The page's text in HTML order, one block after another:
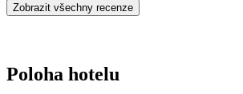
Zobrazit všechny recenze
Poloha hotelu